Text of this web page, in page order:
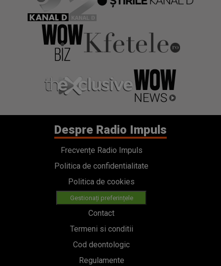
Despre Radio Impuls
Frecvențe Radio Impuls
Politica de confidentialitate
Politica de cookies
Gestionați preferințele
Contact
Termeni si conditii
Cod deontologic
Regulamente